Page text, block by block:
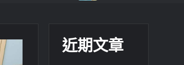
近期文章